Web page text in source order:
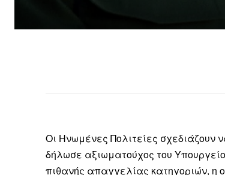
Οι Ηνωμένες Πολιτείες σχεδιάζουν
δήλωσε αξιωματούχος του
πιθανής απαγγελίας κατηγοριών, η